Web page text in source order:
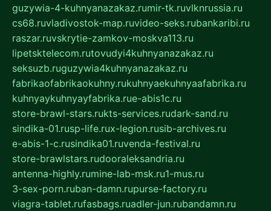
guzywia-4-kuhnyanazakaz.rumir-tk.ruvlknrussia.ru
cs68.ruvladivostok-map.ruvideo-seks.rubankaribi.ru
raszar.ruvskrytie-zamkov-moskva113.ru
lipetsktelecom.rutovudyi4kuhnyanazakaz.ru
seksuzb.ruguzywia4kuhnyanazakaz.ru
fabrikaofabrikaokuhny.rukuhnyaekuhnyaafabrika.ru
kuhnyaykuhnyayfabrika.rue-abis1c.ru
store-brawl-stars.rukts-services.rudark-sand.ru
sindika-01.rusp-life.rux-legion.rusib-archives.ru
e-abis-1-c.rusindika01.ruvenda-festival.ru
store-brawlstars.rudooraleksandria.ru
antenna-highly.rumine-lab-msk.ru1-mus.ru
3-sex-porn.ruban-damn.rupurse-factory.ru
viagra-tablet.rufasbags.ruadler-jun.rubandamn.ru